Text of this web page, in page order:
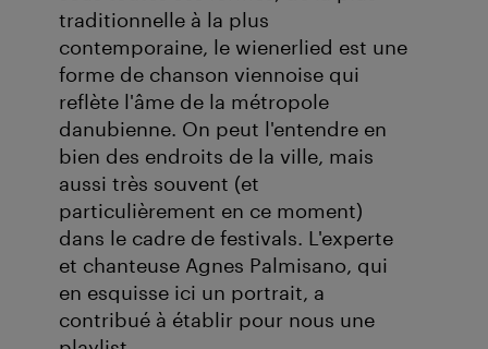
traditionnelle à la plus
contemporaine, le wienerlied est une
forme de chanson viennoise qui
reflète l'âme de la métropole
danubienne. On peut l'entendre en
bien des endroits de la ville, mais
aussi très souvent (et
particulièrement en ce moment)
dans le cadre de festivals. L'experte
et chanteuse Agnes Palmisano, qui
en esquisse ici un portrait, a
contribué à établir pour nous une